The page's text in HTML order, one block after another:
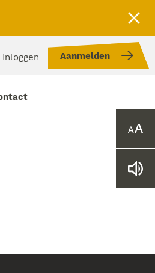
Inloggen Aanmelden
het